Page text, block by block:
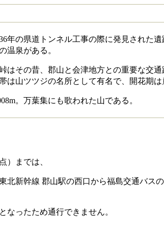
の県道トンネル工事の際に発見された遺
温泉がある。
その昔、郡山と会津地方との重要な交通
は山ツツジの名所として有名で、開花期
。万葉集にも歌われた山である。
）までは、
北新幹線 郡山駅の西口から福島交通バスの
なったため通行できません。